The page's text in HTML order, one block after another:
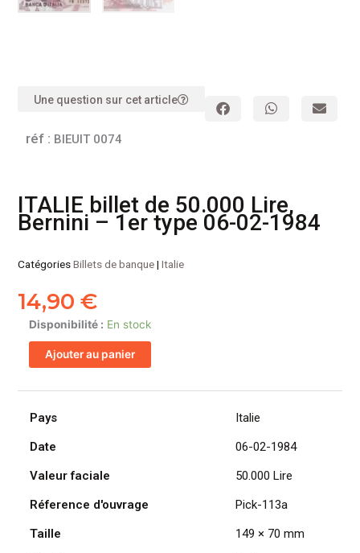
Une question sur cet article
réf : BIEUIT 0074
ITALIE billet de 50.000 Lire,
Bernini – 1er type 06-02-1984
CatégoriesBillets de banque|Italie
14,90€
Disponibilité : En stock
quantité
de
ITALIE
de
50.000
Bernini
1er
type
02-
Ajouter au panier
Pays
Italie
Date
06-02-1984
Valeur faciale
50.000 Lire
Réference d'ouvrage
Pick-113a
Taille
149 × 70 mm